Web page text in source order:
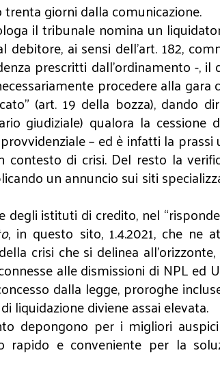
giorni dalla comunicazione.
il tribunale nomina un
ai sensi dell’art. 182,
prescritti dall’ordinamento -,
procedere alla
(art. 19 della bozza), dando
giudiziale) qualora la
– ed è infatti la
di crisi. Del resto la
un annuncio sui siti
istituti di credito, nel
, in questo sito, 1.4.2021, che ne
crisi che si delinea
alle dismissioni di NPL
dalla legge, proroghe
liquidazione diviene assai elevata.
depongono per i migliori
rapido e conveniente per la